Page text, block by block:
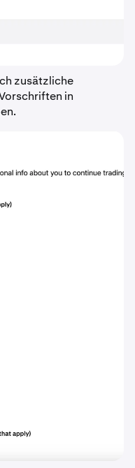
zusätzliche
in